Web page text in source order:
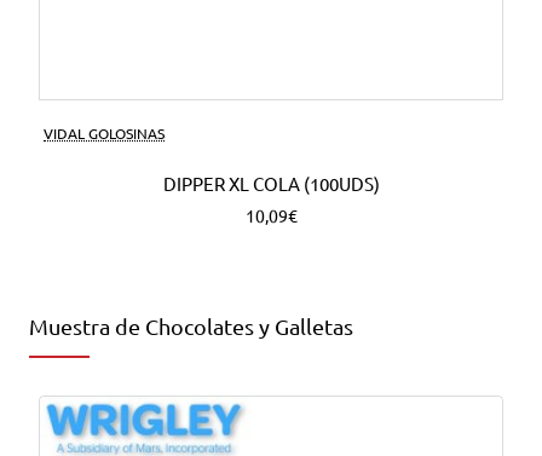
VIDAL GOLOSINAS
DIPPER XL COLA (100UDS)
10,09€
Muestra de Chocolates y Galletas